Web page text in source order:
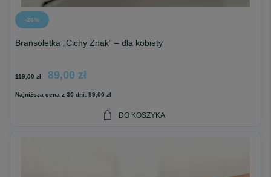
-26%
Bransoletka „Cichy Znak” – dla kobiety
119,00 zł 89,00 zł
Najniższa cena z 30 dni: 99,00 zł
DO KOSZYKA